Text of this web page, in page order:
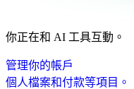
你正在和 AI 工具互動。
管理你的帳戶
個人檔案和付款等項目。